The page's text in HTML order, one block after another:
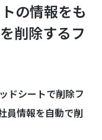
の情報をも
削除するフ
ドシートで削除フ
員情報を自動で削